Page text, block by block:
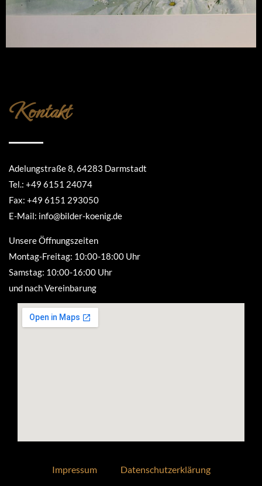
Kontakt
Adelungstraße 8, 64283 Darmstadt
Tel.: +49 6151 24074
Fax: +49 6151 293050
E-Mail: info@bilder-koenig.de
Unsere Öffnungszeiten
Montag-Freitag: 10:00-18:00 Uhr
Samstag: 10:00-16:00 Uhr
und nach Vereinbarung
Impressum Datenschutzerklärung